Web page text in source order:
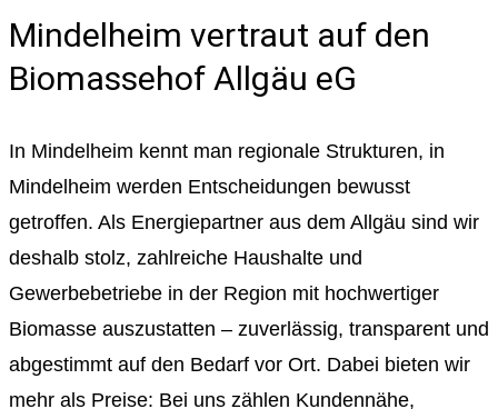
Mindelheim vertraut auf den
Biomassehof Allgäu eG
In Mindelheim kennt man regionale Strukturen, in
Mindelheim werden Entscheidungen bewusst
getroffen. Als Energiepartner aus dem Allgäu sind wir
deshalb stolz, zahlreiche Haushalte und
Gewerbebetriebe in der Region mit hochwertiger
Biomasse auszustatten – zuverlässig, transparent und
abgestimmt auf den Bedarf vor Ort. Dabei bieten wir
mehr als Preise: Bei uns zählen Kundennähe,